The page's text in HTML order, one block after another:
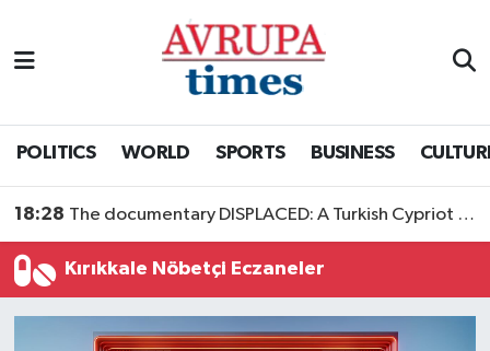
POLITICS WORLD SPORTS BUSINESS
18:28 The documentary DISPLACED: A Turkish Cypriot Story is now available to watch
Kırıkkale Nöbetçi Eczaneler
Nöbetçi Eczaneler